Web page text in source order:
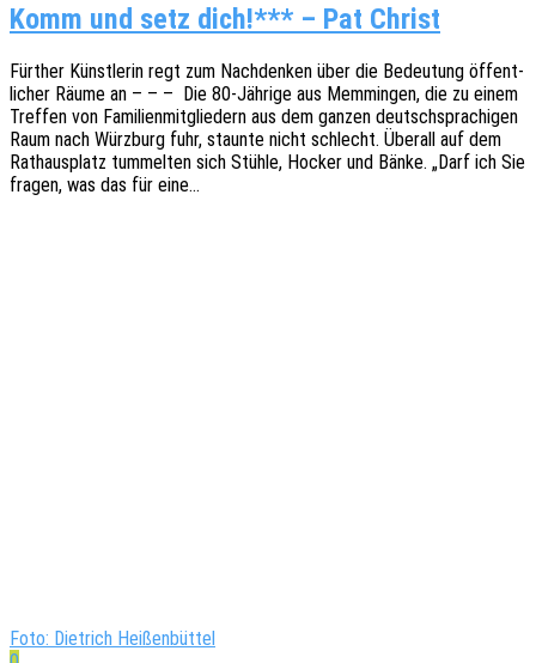
Komm und setz dich!*** – Pat Christ
Fürther Künst­le­rin regt zum Nach­den­ken über die Bedeu­tung öffent­
li­cher Räume an – – – Die 80-Jähri­­ge aus Memmin­gen, die zu einem
Tref­fen von Fami­li­en­mit­glie­dern aus dem ganzen deutsch­spra­chi­gen
Raum nach Würz­burg fuhr, staun­te nicht schlecht. Über­all auf dem
Rathaus­platz tummel­ten sich Stühle, Hocker und Bänke. „Darf ich Sie
fragen, was das für eine…
Foto: Dietrich Heißenbüttel